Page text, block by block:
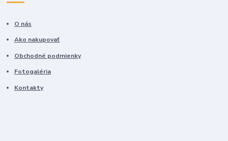
O nás
Ako nakupovať
Obchodné podmienky
Fotogaléria
Kontakty